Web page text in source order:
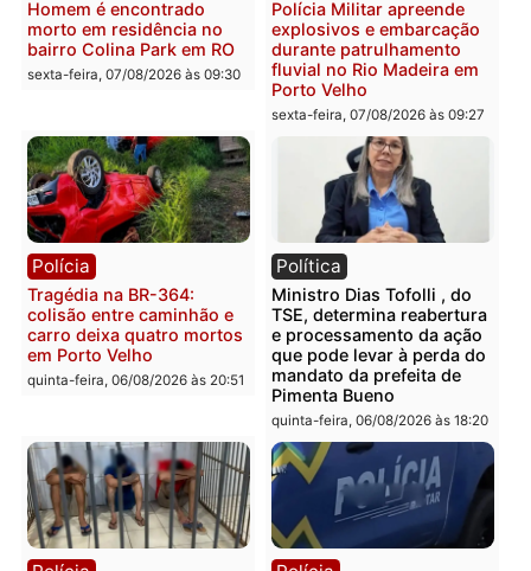
Polícia
mercúrio escondidos em
estepe em Porto Velho
sexta-feira, 07/08/2026 às 09:38
Polícia
Polícia Civil deflagra
operação contra facção
criminosa que atacava
provedores de internet
Rondônia
sexta-feira, 07/08/2026 às
Polícia
morto em residência no
bairro Colina Park em RO
sexta-feira, 07/08/2026 às 09:30
Polícia
Polícia Militar apreende
explosivos e
durante patrulhamento
fluvial no Rio Madeira em
Porto Velho
sexta-feira, 07/08/2026 às